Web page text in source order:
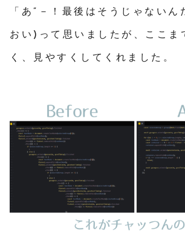
「あ”－！最後はそうじゃない
おい)って思いましたが、ここま
く、見やすくしてくれました。